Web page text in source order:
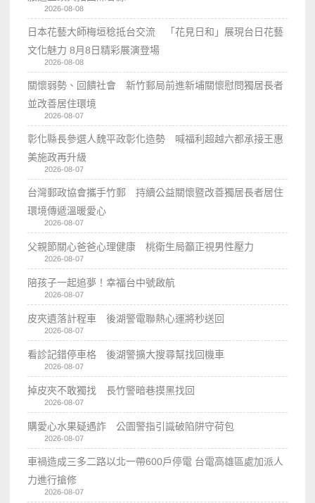
2026-08-08
日本花藝大師梅垣稔抵台交流 「花見日和」展現台日花藝
文化魅力 8月8日精彩展演登場
2026-08-08
關懷弱勢、回饋社會 新竹郵局前進新埔關懷慰問獨居長者
並改善居住環境
2026-08-07
彰化縣長參選人魏平政彰化造勢 喊福利超越六都承接王惠
美施政再升級
2026-08-07
台灣郵政協會攜手竹郵 持續公益關懷暨改善獨居長者居住
環境傳遞溫暖愛心
2026-08-07
父親節關心爸爸心理健康 桃衛生局籲正視男性壓力
2026-08-07
陪孩子一起追夢！幸福台中號啟航
2026-08-07
皮夾遺落計程車 後湖警電聯熱心運將秒送回
2026-08-07
看診記錯停車格 後湖警擴大搜尋幫找回機車
2026-08-07
掉皮夾不敢獨找 長竹警暗巷摸黑找回
2026-08-07
購愛心水果疑遇詐 公園警指引識破陷阱守荷包
2026-08-07
車禍造成三多二路以北一帶600戶停電 台電高雄區處加派人
力進行搶修
2026-08-07